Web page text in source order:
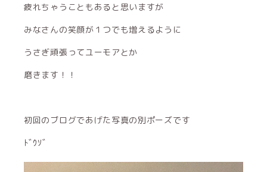
疲れちゃうこともあると思いますが
みなさんの笑顔が１つでも増えるように
うさぎ頑張ってユーモアとか
磨きます！！
初回のブログであげた写真の別ポーズです
ﾄﾞｳｿﾞ